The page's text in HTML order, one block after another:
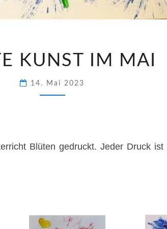
KUNST
MAI
KUNST IM MAI
14. Mai 2023
Blüten gedruckt. Jeder Druck ist